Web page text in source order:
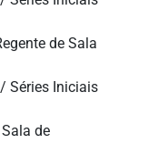
de Sala
Séries Iniciais
de